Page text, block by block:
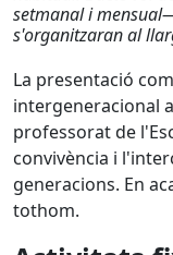
setmanal i
s'organitzaran al
La presentació
intergeneracional
professorat de
convivència i
generacions. En
tothom.